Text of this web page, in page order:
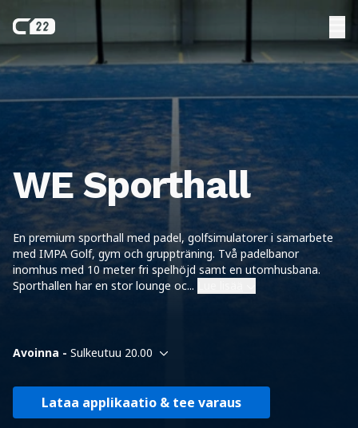
WE Sporthall
En premium sporthall med padel, golfsimulatorer i samarbete
med IMPA Golf, gym och gruppträning. Två padelbanor
inomhus med 10 meter fri spelhöjd samt en utomhusbana.
Sporthallen har en stor lounge oc...
Avoinna - Sulkeutuu 20.00
Lataa applikaatio & tee varaus